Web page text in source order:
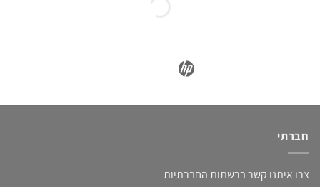
חברתי
צרו איתנו קשר ברשתות החברתיות